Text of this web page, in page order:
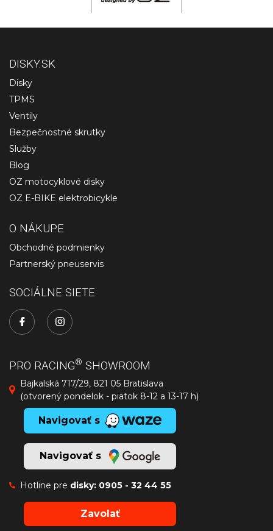
DISKY.SK
Disky
TPMS
Ventily
Bezpečnostné skrutky
Služby
Blog
OZ motocyklové disky
OZ E-BIKE elektrobicykle
O NÁKUPE
Obchodné podmienky
Partnerský pneuservis
SOCIÁLNE SIETE
PRO RACING® SHOWROOM
Bajkalská 717/29, 821 05 Bratislava
(otvorený pondelok - piatok 8-12 a 13-17 h)
Navigovať s
Navigovať s
Hotline pre disky: 0905 - 32 44 55
Zavolať